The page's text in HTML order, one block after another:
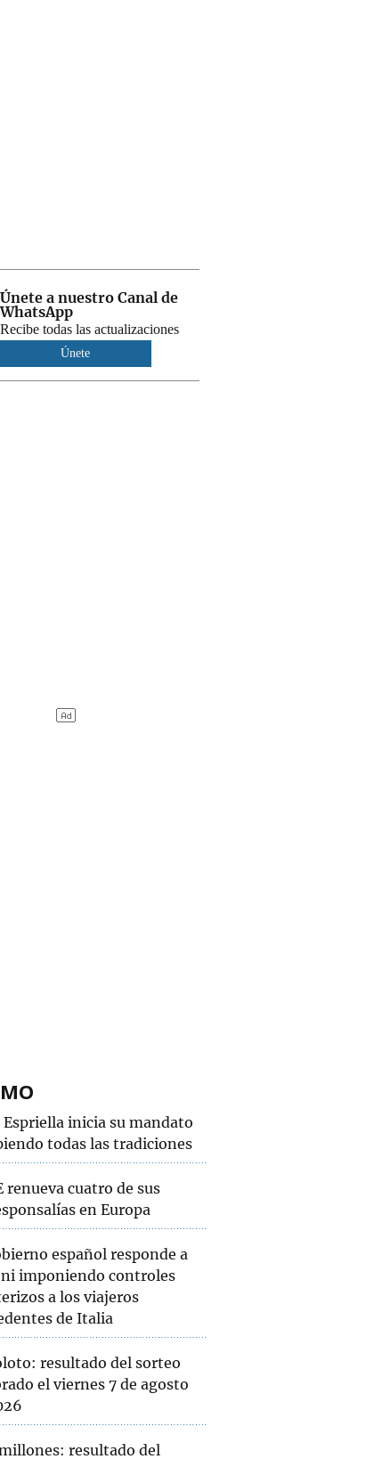
Únete a nuestro Canal de
WhatsApp
Recibe todas las actualizaciones
Únete
Espriella inicia su mandato
todas las tradiciones
renueva cuatro de sus
en Europa
español responde a
imponiendo controles
a los viajeros
de Italia
resultado del sorteo
el viernes 7 de agosto
resultado del